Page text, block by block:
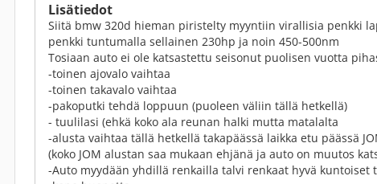
Lisätiedot
Siitä bmw 320d hieman piristelty myyntiin virallisia penkki
penkki tuntumalla sellainen 230hp ja noin 450-500nm
Tosiaan auto ei ole katsastettu seisonut puolisen vuotta
-toinen ajovalo vaihtaa
-toinen takavalo vaihtaa
-pakoputki tehdä loppuun (puoleen väliin tällä hetkellä)
- tuulilasi (ehkä koko ala reunan halki mutta matalalta
-alusta vaihtaa tällä hetkellä takapäässä laikka etu päässä
(koko JOM alustan saa mukaan ehjänä ja auto on muutos
-Auto myydään yhdillä renkailla talvi renkaat hyvä kuntoiset